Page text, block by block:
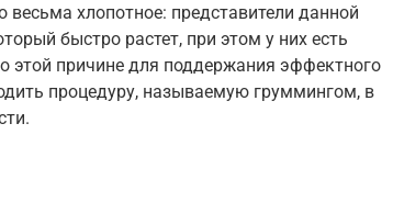
весьма хлопотное: представители данной
быстро растет, при этом у них есть
этой причине для поддержания эффектного
процедуру, называемую груммингом, в